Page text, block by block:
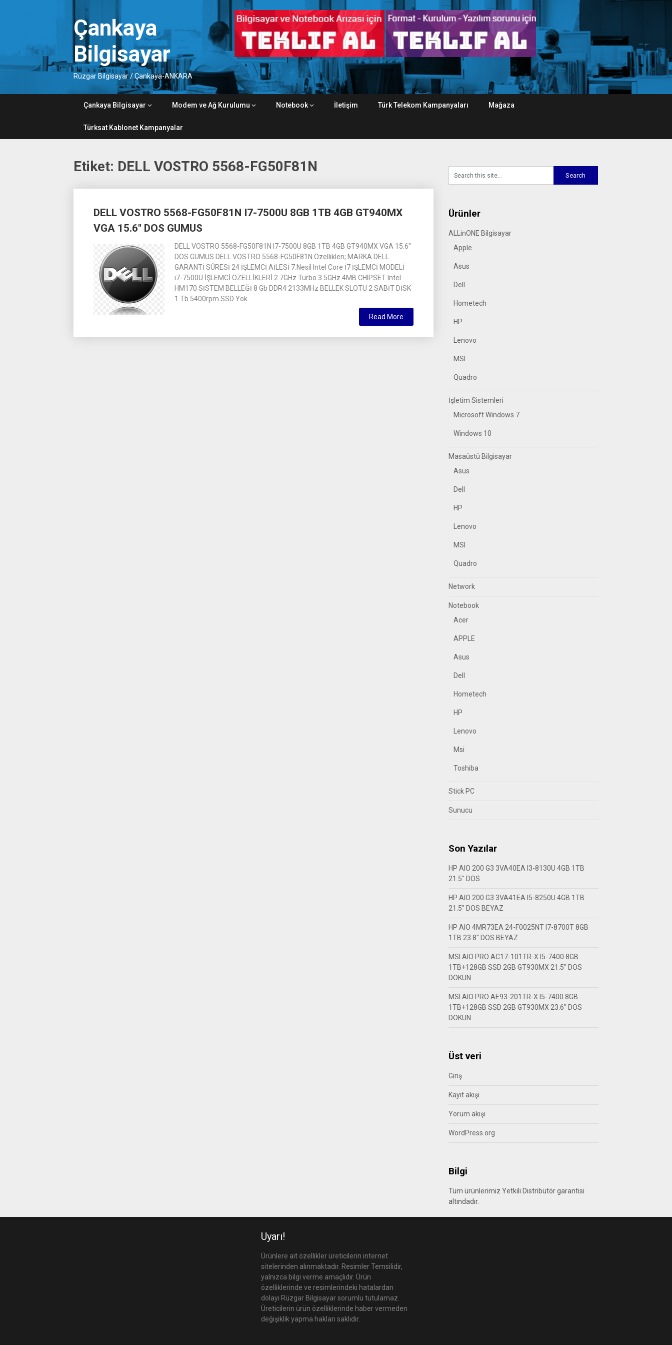
Çankaya
Bilgisayar
Rüzgar Bilgisayar / Çankaya-ANKARA
Çankaya Bilgisayar Modem ve Ağ Kurulumu Notebook İletişim Türk Telekom Kampanyaları Mağaza
Türksat Kablonet Kampanyalar
Etiket: DELL VOSTRO 5568-FG50F81N
DELL VOSTRO 5568-FG50F81N I7-7500U 8GB 1TB 4GB GT940MX
VGA 15.6″ DOS GUMUS
DELL VOSTRO 5568-FG50F81N I7-7500U 8GB 1TB 4GB GT940MX VGA 15.6″
DOS GUMUS DELL VOSTRO 5568-FG50F81N Özellikleri; MARKA DELL
GARANTİ SÜRESİ 24 İŞLEMCİ AİLESİ 7.Nesil Intel Core İ7 İŞLEMCİ MODELİ
i7-7500U İŞLEMCİ ÖZELLİKLERİ 2.7GHz Turbo 3.5GHz 4MB CHIPSET Intel
HM170 SİSTEM BELLEĞİ 8 Gb DDR4 2133MHz BELLEK SLOTU 2 SABİT DİSK
1 Tb 5400rpm SSD Yok
Read More
navigation
Ürünler
ALLinONE Bilgisayar
Apple
Asus
Dell
Hometech
HP
Lenovo
MSI
Quadro
İşletim Sistemleri
Microsoft Windows 7
Windows 10
Masaüstü Bilgisayar
Asus
Dell
HP
Lenovo
MSI
Quadro
Network
Notebook
Acer
APPLE
Asus
Dell
Hometech
HP
Lenovo
Msi
Toshiba
Stick PC
Sunucu
Son Yazılar
HP AIO 200 G3 3VA40EA I3-8130U 4GB 1TB
21.5″ DOS
HP AIO 200 G3 3VA41EA I5-8250U 4GB 1TB
21.5″ DOS BEYAZ
HP AIO 4MR73EA 24-F0025NT I7-8700T 8GB
1TB 23.8″ DOS BEYAZ
MSI AIO PRO AC17-101TR-X I5-7400 8GB
1TB+128GB SSD 2GB GT930MX 21.5″ DOS
DOKUN
MSI AIO PRO AE93-201TR-X I5-7400 8GB
1TB+128GB SSD 2GB GT930MX 23.6″ DOS
DOKUN
Üst veri
Giriş
Kayıt akışı
Yorum akışı
WordPress.org
Bilgi
Tüm ürünlerimiz Yetkili Distribütör garantisi
altındadır.
Uyarı!
Ürünlere ait özellikler üreticilerin internet
sitelerinden alınmaktadır. Resimler Temsilidir,
yalnızca bilgi verme amaçlıdır. Ürün
özelliklerinde ve resimlerindeki hatalardan
dolayı Rüzgar Bilgisayar sorumlu tutulamaz.
Üreticilerin ürün özelliklerinde haber vermeden
değişiklik yapma hakları saklıdır.